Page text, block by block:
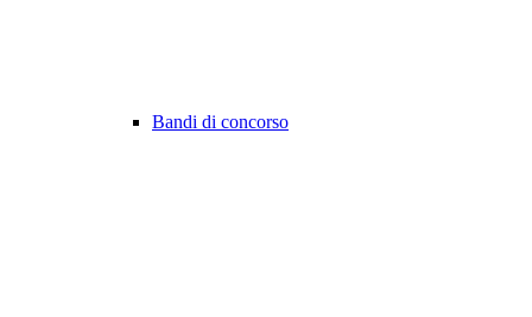
Bandi di concorso